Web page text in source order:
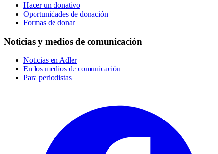
Hacer un donativo
Oportunidades de donación
Formas de donar
Noticias y medios de comunicación
Noticias en Adler
En los medios de comunicación
Para periodistas